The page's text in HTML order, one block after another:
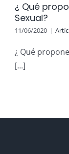
¿ Qué
Sexual?
11/06/2020 |
¿ Qué
[...]